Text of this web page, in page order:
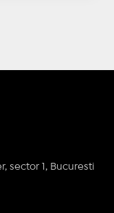
sector 1, Bucuresti